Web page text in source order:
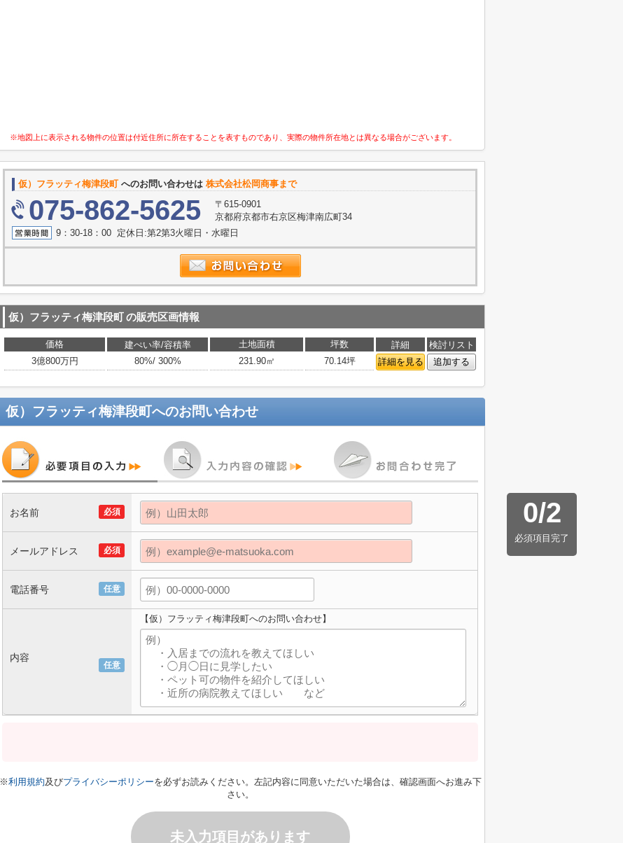
※地図上に表示される物件の位置は付近住所に所在することを表すものであり、実際の物件所在地とは異なる場合がございます。
仮）フラッティ梅津段町へのお問い合わせは 株式会社松岡商事まで
075-862-5625
〒615-0901
京都府京都市右京区梅津南広町34
9：30-18：00 定休日:第2第3火曜日・水曜日
仮）フラッティ梅津段町の販売区画情報
価格 建ぺい率/容積率 土地面積 坪数 詳細
検討リスト
3億800万円
80%/ 300% 231.90㎡ 70.14坪 詳細を見る 追加する
仮）フラッティ梅津段町へのお問い合わせ
0/2
必須項目完了
必須
お名前
必須
メールアドレス
任意
電話番号
任意
内容
【仮）フラッティ梅津段町へのお問い合わせ】
※利用規約及びプライバシーポリシーを必ずお読みください。左記内容に同意いただいた場合は、確認画面へお進み下
さい。
未入力項目があります